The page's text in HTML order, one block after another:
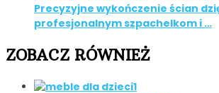
Precyzyjne wykończenie ścian
profesjonalnym szpachelkom i …
ZOBACZ RÓWNIEŻ